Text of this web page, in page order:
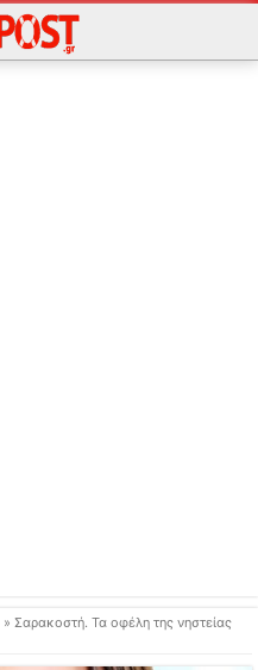
» Σαρακοστή. Τα οφέλη της νηστείας